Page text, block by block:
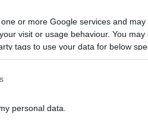
or more Google services and
visit or usage behaviour. You
tags to use your data for below
personal data.
“investir nos líderes”,
em prática?
Bizz